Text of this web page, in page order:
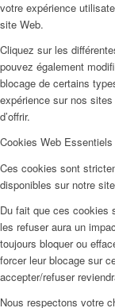
votre expérience
site Web.
Cliquez sur les
pouvez également
blocage de certains
expérience sur nos
d’offrir.
Cookies Web Essentiels
Ces cookies sont
disponibles sur notre
Du fait que ces cookies
les refuser aura un
toujours bloquer ou
forcer leur blocage sur
accepter/refuser
Nous respectons votre